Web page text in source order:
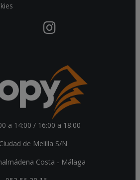
a 14:00 / 16:00 a 18:00
de Melilla S/N
Costa - Málaga